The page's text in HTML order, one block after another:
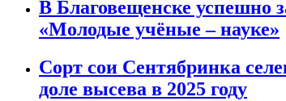
В Благовещенске успешно
«Молодые учёные – науке»
Сорт сои Сентябринка
доле высева в 2025 году